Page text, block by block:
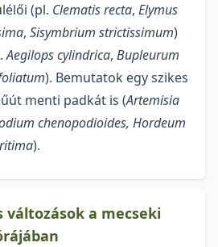
(pl. Clematis recta, Elymus
, Sisymbrium strictissimum)
Aegilops cylindrica, Bupleurum
). Bemutatok egy szikes
menti padkát is (Artemisia
chenopo­dioides, Hordeum
).
változások a mecseki